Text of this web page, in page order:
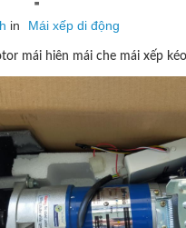
in Mái xếp di động
mái hiên mái che mái xếp